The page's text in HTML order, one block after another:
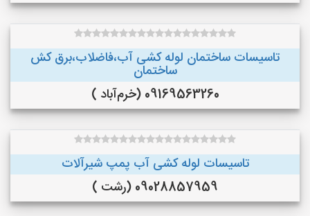
تاسیسات ساختمان لوله کشی آب،فاضلاب،برق کش
ساختمان
09169563260 (خرم‌آباد )
تاسیسات لوله کشی آب پمپ شیرآلات
09028857959 (رشت )